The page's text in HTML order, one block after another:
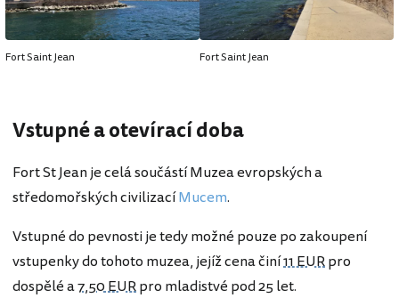
Fort Saint Jean Fort Saint Jean
Vstupné a otevírací doba
Fort St Jean je celá součástí Muzea evropských a
středomořských civilizacíMucem.
Vstupné do pevnosti je tedy možné pouze po zakoupení
vstupenky do tohoto muzea, jejíž cena činí11 EURpro
dospělé a7,50 EURpro mladistvé pod 25 let.